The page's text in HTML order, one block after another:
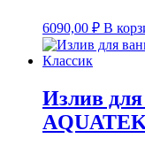
6090,00 ₽ В
Излив